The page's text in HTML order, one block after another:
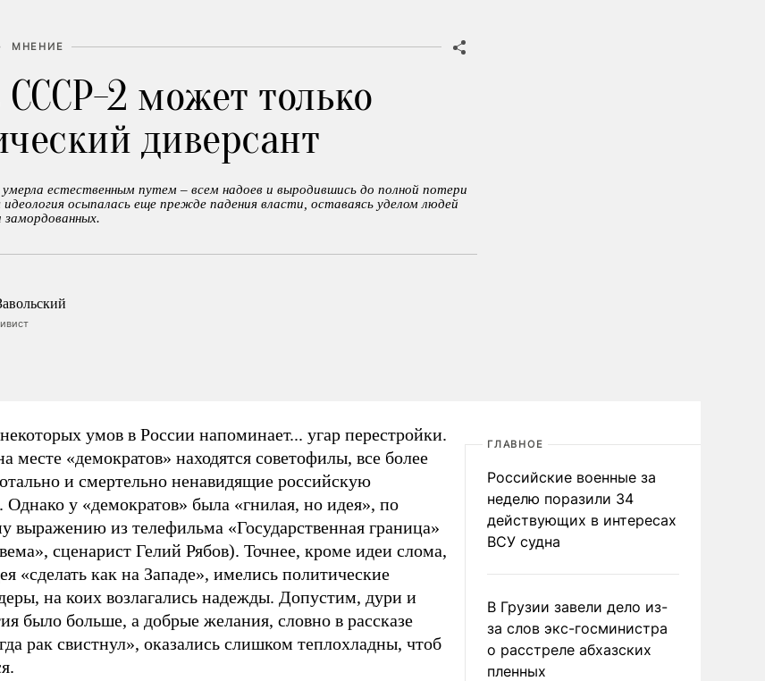
МНЕНИЕ
СССР-2 может только
диверсант
естественным путем – всем надоев и выродившись до полной потери
осыпалась еще прежде падения власти, оставаясь уделом людей
замордованных.
умов в России напоминает... угар перестройки.
месте «демократов» находятся советофилы, все более
и смертельно ненавидящие российскую
Однако у «демократов» была «гнилая, но идея», по
выражению из телефильма «Государственная граница»
сценарист Гелий Рябов). Точнее, кроме идеи слома,
«сделать как на Западе», имелись политические
на коих возлагались надежды. Допустим, дури и
было больше, а добрые желания, словно в рассказе
рак свистнул», оказались слишком теплохладны, чтоб
ГЛАВНОЕ
Российские военные за
неделю поразили 34
действующих в интересах
ВСУ судна
В Грузии завели дело из-
за слов экс-госминистра
о расстреле абхазских
пленных